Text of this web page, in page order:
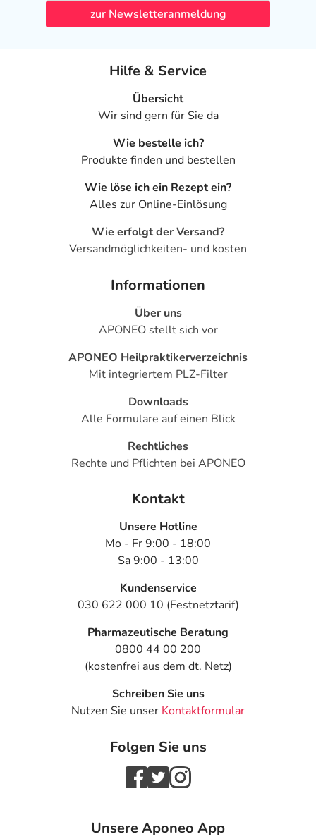
zur Newsletteranmeldung
Hilfe & Service
Übersicht
Wir sind gern für Sie da
Wie bestelle ich?
Produkte finden und bestellen
Wie löse ich ein Rezept ein?
Alles zur Online-Einlösung
Wie erfolgt der Versand?
Versandmöglichkeiten- und kosten
Informationen
Über uns
APONEO stellt sich vor
APONEO Heilpraktikerverzeichnis
Mit integriertem PLZ-Filter
Downloads
Alle Formulare auf einen Blick
Rechtliches
Rechte und Pflichten bei APONEO
Kontakt
Unsere Hotline
Mo - Fr 9:00 - 18:00
Sa 9:00 - 13:00
Kundenservice
030 622 000 10 (Festnetztarif)
Pharmazeutische Beratung
0800 44 00 200
(kostenfrei aus dem dt. Netz)
Schreiben Sie uns
Nutzen Sie unser Kontaktformular
Folgen Sie uns
Unsere Aponeo App